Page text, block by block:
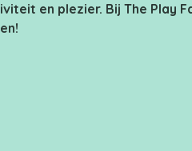
en plezier. Bij The Play